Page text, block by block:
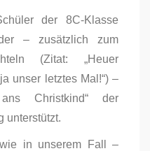
der 8C-Klasse
– zusätzlich zum
(Zitat: „Heuer
unser letztes Mal!“) –
Christkind“ der
unterstützt.
in unserem Fall –